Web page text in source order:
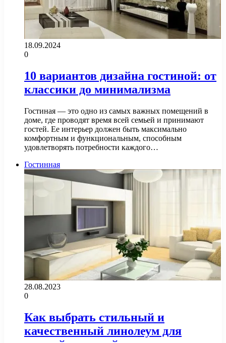
18.09.2024
0
10 вариантов дизайна гостиной: от
классики до минимализма
Гостиная — это одно из самых важных помещений в
доме, где проводят время всей семьей и принимают
гостей. Ее интерьер должен быть максимально
комфортным и функциональным, способным
удовлетворять потребности каждого…
Гостинная
28.08.2023
0
Как выбрать стильный и
качественный линолеум для